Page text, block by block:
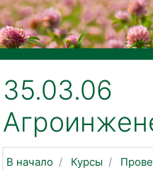
35.03.06
В начало Курсы